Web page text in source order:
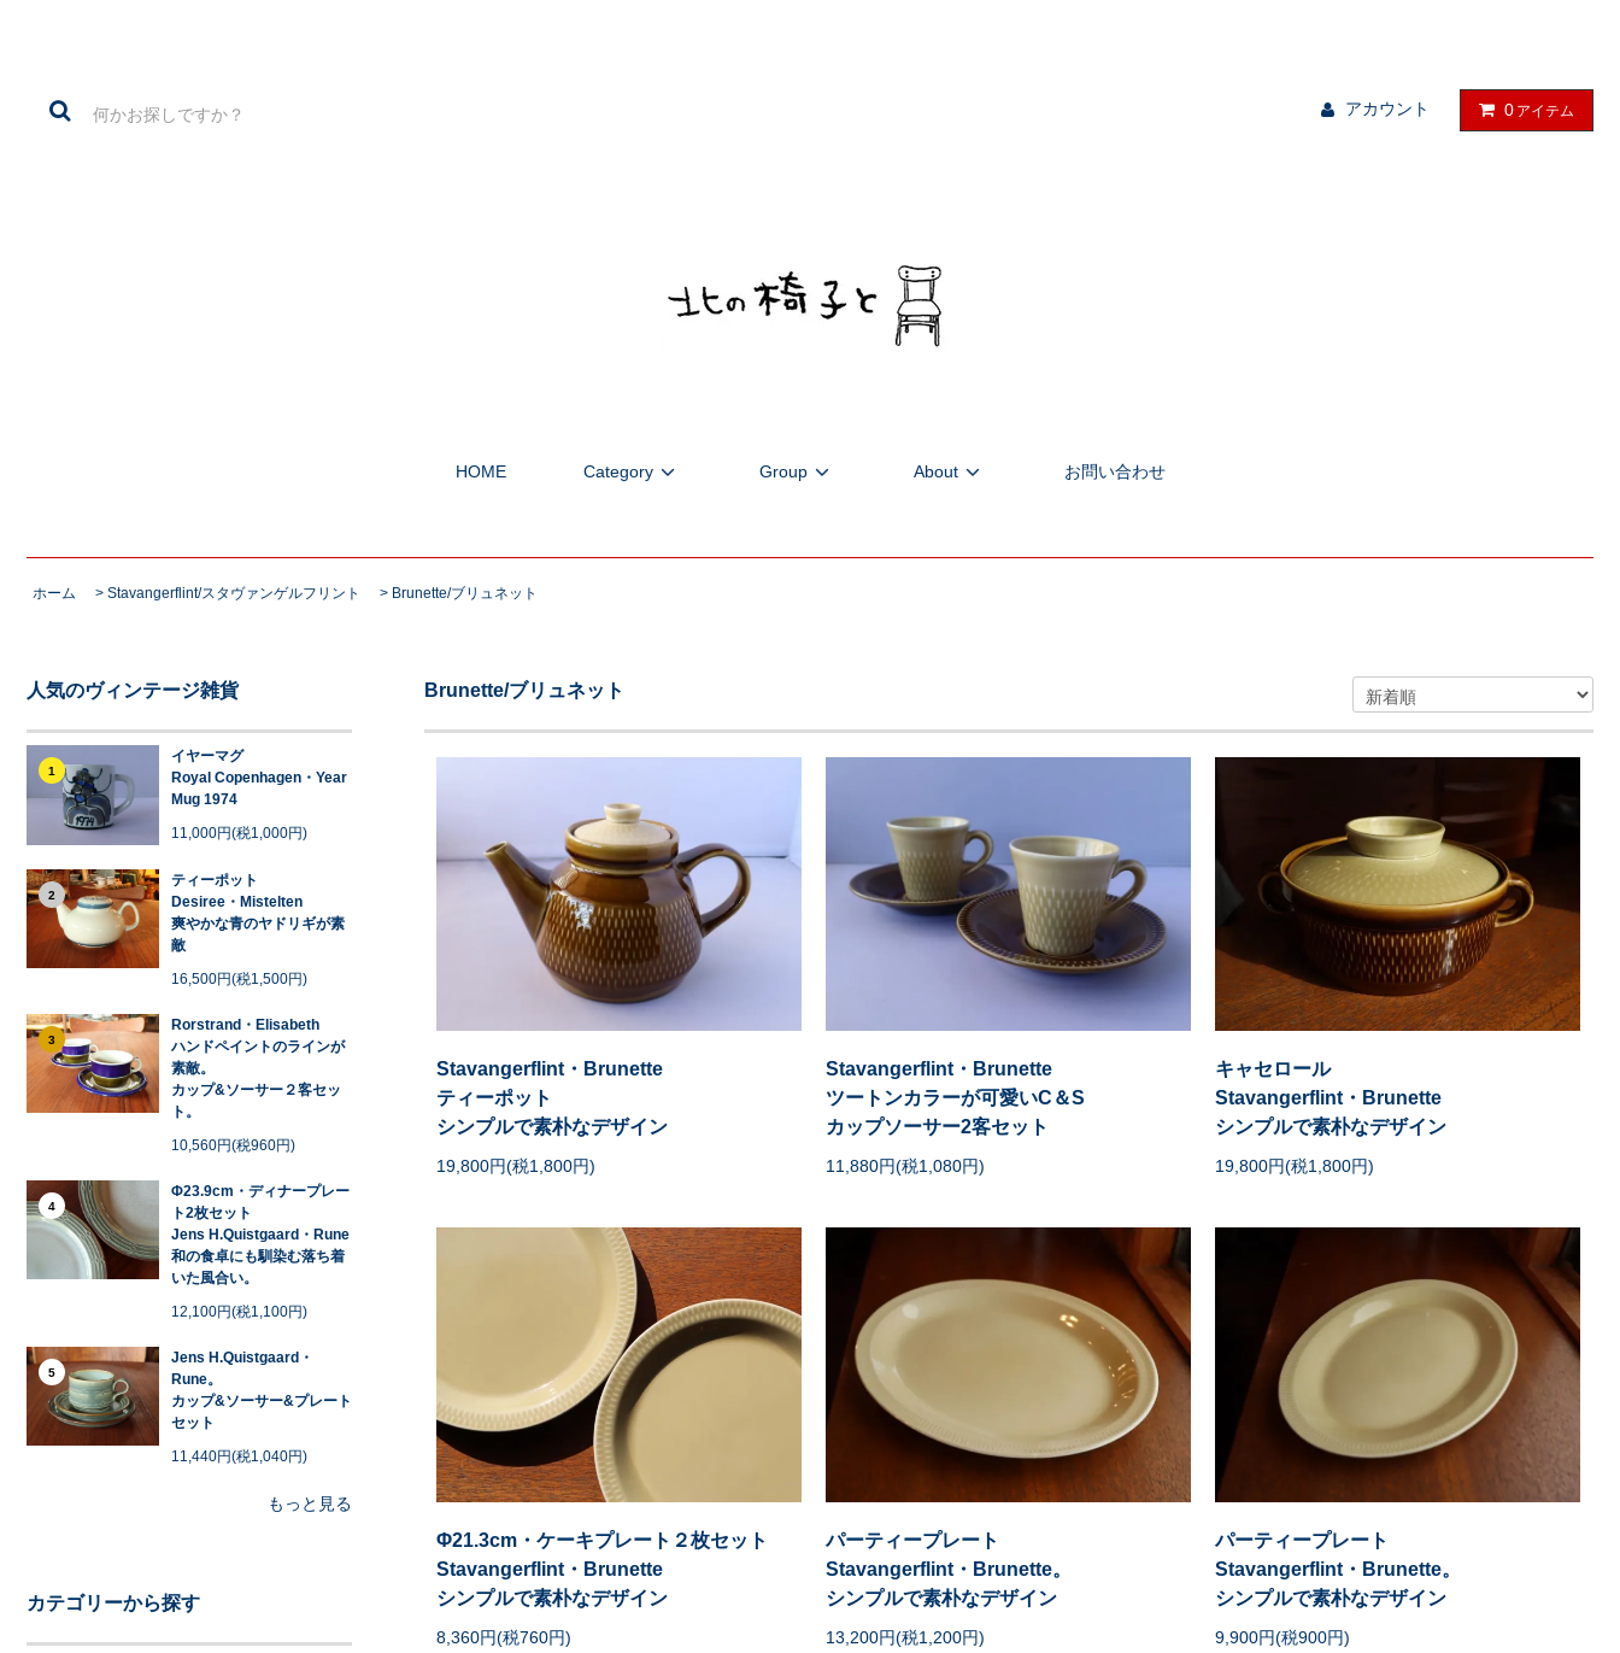
アカウント 0 アイテム
HOME Category Group About お問い合わせ
ホーム > Stavangerflint/スタヴァンゲルフリント > Brunette/ブリュネット
人気のヴィンテージ雑貨
1
イヤーマグ
Royal Copenhagen・Year
Mug 1974
11,000円(税1,000円)
2
ティーポット
Desiree・Mistelten
爽やかな青のヤドリギが素
敵
16,500円(税1,500円)
3
Rorstrand・Elisabeth
ハンドペイントのラインが
素敵。
カップ&ソーサー２客セッ
ト。
10,560円(税960円)
4
Φ23.9cm・ディナープレー
ト2枚セット
Jens H.Quistgaard・Rune
和の食卓にも馴染む落ち着
いた風合い。
12,100円(税1,100円)
5
Jens H.Quistgaard・
Rune。
カップ&ソーサー&プレート
セット
11,440円(税1,040円)
もっと見る
カテゴリーから探す
Brunette/ブリュネット
Stavangerflint・Brunette
ティーポット
シンプルで素朴なデザイン
19,800円(税1,800円)
Stavangerflint・Brunette
ツートンカラーが可愛いC＆S
カップソーサー2客セット
11,880円(税1,080円)
キャセロール
Stavangerflint・Brunette
シンプルで素朴なデザイン
19,800円(税1,800円)
Φ21.3cm・ケーキプレート２枚セット
Stavangerflint・Brunette
シンプルで素朴なデザイン
8,360円(税760円)
パーティープレート
Stavangerflint・Brunette。
シンプルで素朴なデザイン
13,200円(税1,200円)
パーティープレート
Stavangerflint・Brunette。
シンプルで素朴なデザイン
9,900円(税900円)